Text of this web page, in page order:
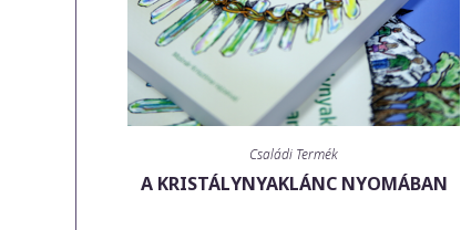
Családi Termék
A KRISTÁLYNYAKLÁNC NYOMÁBAN